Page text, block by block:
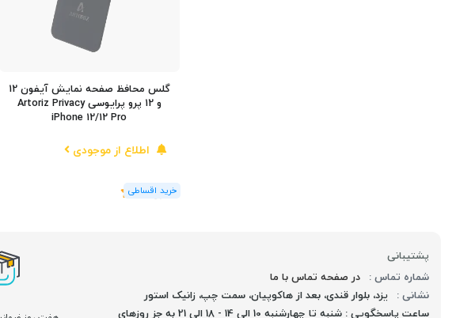
گلس محافظ صفحه نمایش آیفون 12
و 12 پرو پرایوسی Artoriz Privacy
iPhone 12/12 Pro
اطلاع از موجودی
(1رای)
5
پشتیبانی
شماره تماس : در صفحه تماس با ما
نشانی : یزد، بلوار قندی، بعد از هاکوپیان، سمت چپ، زانیک استور
ساعت پاسخگویی : شنبه تا چهارشنبه 10 الی 14 - 18 الی 21 به جز روزهای